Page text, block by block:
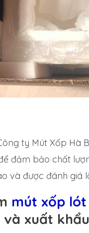
ty Mút Xốp Hà
đảm bảo chất
và được đánh giá
mút xốp
xuất khẩu